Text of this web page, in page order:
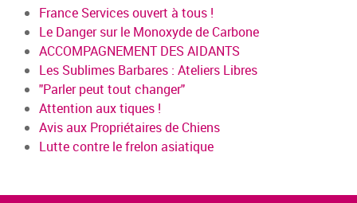
France Services ouvert à tous !
Le Danger sur le Monoxyde de Carbone
ACCOMPAGNEMENT DES AIDANTS
Les Sublimes Barbares : Ateliers Libres
"Parler peut tout changer"
Attention aux tiques !
Avis aux Propriétaires de Chiens
Lutte contre le frelon asiatique